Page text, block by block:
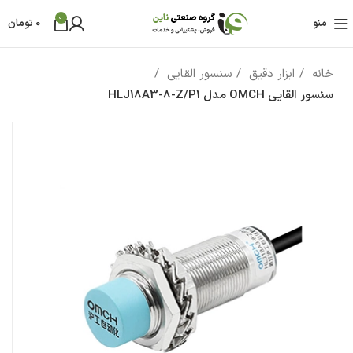
منو 0
0 تومان
خانه ابزار دقیق
سنسور القایی
سنسور القایی OMCH مدل HLJ18A3-8-Z/P1